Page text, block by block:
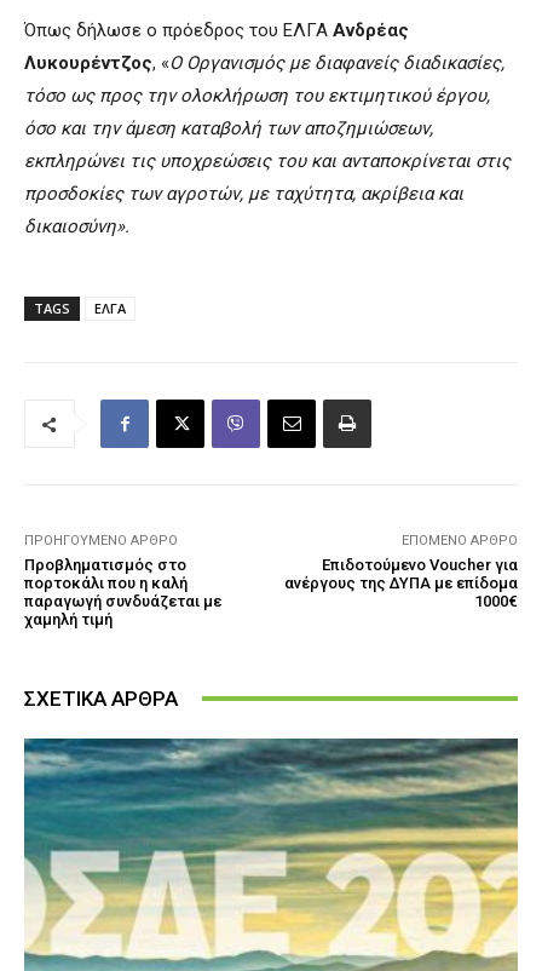
Όπως δήλωσε ο πρόεδρος του ΕΛΓΑ Ανδρέας
Λυκουρέντζος, «Ο Οργανισμός με διαφανείς διαδικασίες,
τόσο ως προς την ολοκλήρωση του εκτιμητικού έργου,
όσο και την άμεση καταβολή των αποζημιώσεων,
εκπληρώνει τις υποχρεώσεις του και ανταποκρίνεται στις
προσδοκίες των αγροτών, με ταχύτητα, ακρίβεια και
δικαιοσύνη».
TAGS ΕΛΓΑ
ΠΡΟΗΓΟΎΜΕΝΟ ΆΡΘΡΟ
Προβληματισμός στο
πορτοκάλι που η καλή
παραγωγή συνδυάζεται με
χαμηλή τιμή
ΕΠΌΜΕΝΟ ΆΡΘΡΟ
Eπιδοτούμενο Voucher για
ανέργους της ΔΥΠΑ με επίδομα
1000€
ΣΧΕΤΙΚΑ ΑΡΘΡΑ